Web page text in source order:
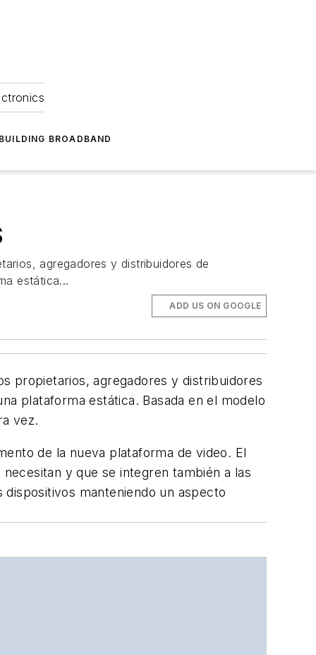
BROADBAND
agregadores y distribuidores de
estática...
ADD US ON GOOGLE
propietarios, agregadores y distribuidores
plataforma estática. Basada en el modelo
vez.
de la nueva plataforma de video. El
y que se integren también a las
manteniendo un aspecto